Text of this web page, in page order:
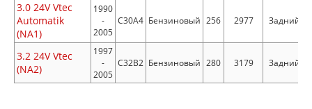
3.0 24V Vtec
Automatik
(NA1)
1990
-
2005
C30A4 Бензиновый 256 2977 Задний
3.2 24V Vtec
(NA2)
1997
-
2005
C32B2 Бензиновый 280 3179 Задний